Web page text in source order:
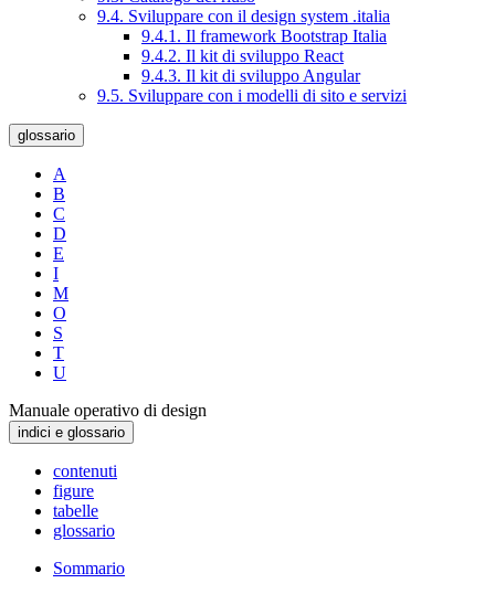
9.4. Sviluppare con il design system .italia
9.4.1. Il framework Bootstrap Italia
9.4.2. Il kit di sviluppo React
9.4.3. Il kit di sviluppo Angular
9.5. Sviluppare con i modelli di sito e servizi
glossario
A
B
C
D
E
I
M
O
S
T
U
Manuale operativo di design
indici e glossario
contenuti
figure
tabelle
glossario
Sommario